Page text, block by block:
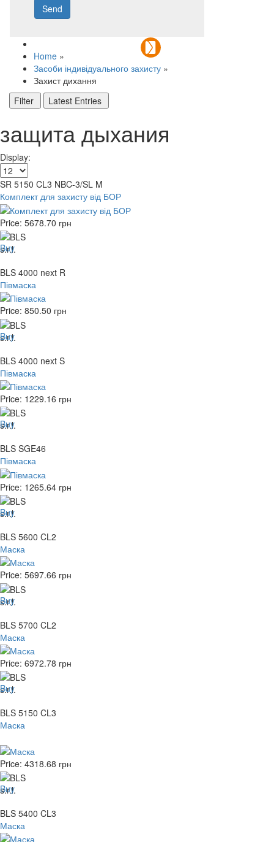
Send
Home »
Засоби індивідуального захисту »
Захист дихання
Filter
Latest Entries
защита дыхания
Display:
SR 5150 CL3 NBC-3/SL M
Комплект для захисту від БОР
Price: 5678.70 грн
Buy
BLS 4000 next R
Півмаска
Price: 850.50 грн
Buy
BLS 4000 next S
Півмаска
Price: 1229.16 грн
Buy
BLS SGE46
Півмаска
Price: 1265.64 грн
Buy
BLS 5600 CL2
Маска
Price: 5697.66 грн
Buy
BLS 5700 CL2
Маска
Price: 6972.78 грн
Buy
BLS 5150 CL3
Маска
Price: 4318.68 грн
Buy
BLS 5400 CL3
Маска